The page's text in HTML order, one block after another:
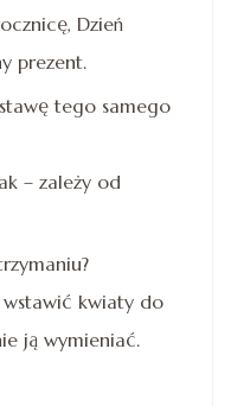
Dzień
prezent.
tego samego
– zależy od
wstawić kwiaty do
ją wymieniać.